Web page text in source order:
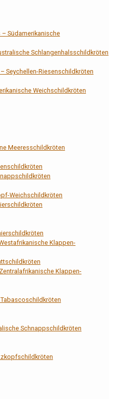
Südamerikanische
Schlangenhalsschildkröten
Seychellen-Riesenschildkröten
Weichschildkröten
Meeresschildkröten
Weichschildkröten
Klappen-
Klappen-
Schnappschildkröten